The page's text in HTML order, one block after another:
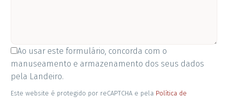
Ao usar este formulário, concorda com o
manuseamento e armazenamento dos seus dados
pela Landeiro.
Este website é protegido por reCAPTCHA e pela Política de